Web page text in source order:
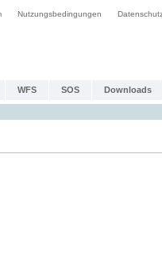
Nutzungsbedingungen
WFS SOS Downloads